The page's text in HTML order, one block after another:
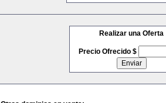
Realizar una Oferta
Precio Ofrecido $